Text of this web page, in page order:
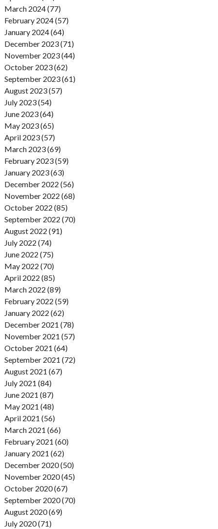
March 2024 (77)
February 2024 (57)
January 2024 (64)
December 2023 (71)
November 2023 (44)
October 2023 (62)
September 2023 (61)
August 2023 (57)
July 2023 (54)
June 2023 (64)
May 2023 (65)
April 2023 (57)
March 2023 (69)
February 2023 (59)
January 2023 (63)
December 2022 (56)
November 2022 (68)
October 2022 (85)
September 2022 (70)
August 2022 (91)
July 2022 (74)
June 2022 (75)
May 2022 (70)
April 2022 (85)
March 2022 (89)
February 2022 (59)
January 2022 (62)
December 2021 (78)
November 2021 (57)
October 2021 (64)
September 2021 (72)
August 2021 (67)
July 2021 (84)
June 2021 (87)
May 2021 (48)
April 2021 (56)
March 2021 (66)
February 2021 (60)
January 2021 (62)
December 2020 (50)
November 2020 (45)
October 2020 (67)
September 2020 (70)
August 2020 (69)
July 2020 (71)